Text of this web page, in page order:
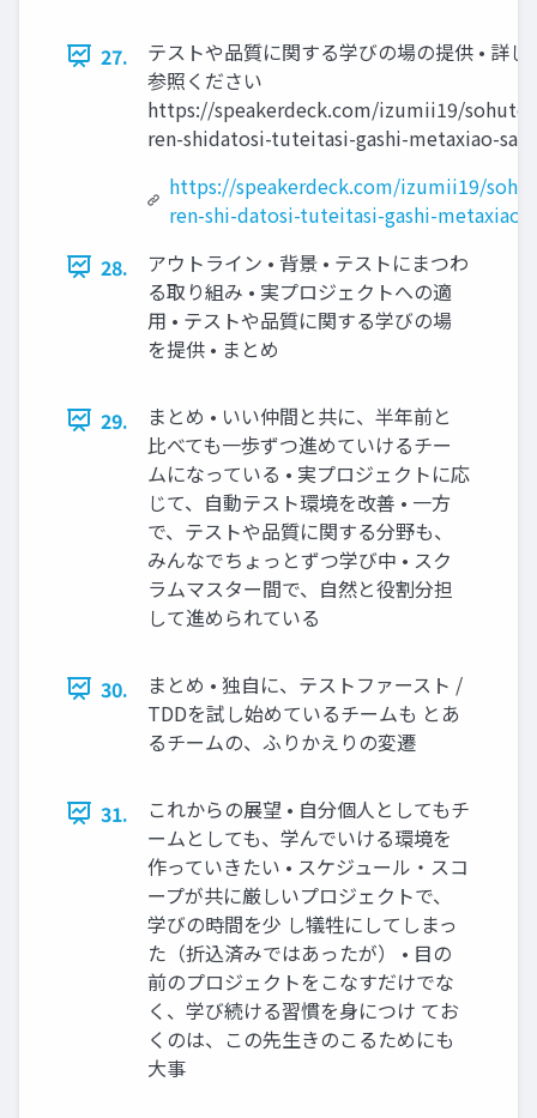
27.
テストや品質に関する学びの場の提供 • 詳
参照ください
https://speakerdeck.com/izumii19/
ren-shidatosi-tuteitasi-gashi-metaxiao-
https://speakerdeck.com/izumii19/
ren-shi-datosi-tuteitasi-gashi-metaxiao-
28.
アウトライン • 背景 • テストにまつわ
る取り組み • 実プロジェクトへの適
用 • テストや品質に関する学びの場
を提供 • まとめ
29.
まとめ • いい仲間と共に、半年前と
比べても一歩ずつ進めていけるチー
ムになっている • 実プロジェクトに応
じて、自動テスト環境を改善 • 一方
で、テストや品質に関する分野も、
みんなでちょっとずつ学び中 • スク
ラムマスター間で、自然と役割分担
して進められている
30.
まとめ • 独自に、テストファースト /
TDDを試し始めているチームも とあ
るチームの、ふりかえりの変遷
31.
これからの展望 • 自分個人としてもチ
ームとしても、学んでいける環境を
作っていきたい • スケジュール・スコ
ープが共に厳しいプロジェクトで、
学びの時間を少 し犠牲にしてしまっ
た（折込済みではあったが） • 目の
前のプロジェクトをこなすだけでな
く、学び続ける習慣を身につけ てお
くのは、この先生きのこるためにも
大事